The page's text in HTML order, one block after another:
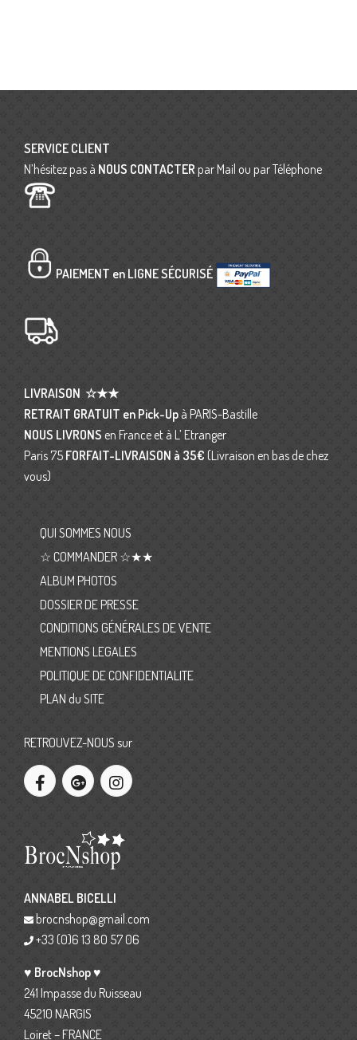
SERVICE CLIENT
N’hésitez pas à NOUS CONTACTER par Mail ou par Téléphone
PAIEMENT en LIGNE SÉCURISÉ
LIVRAISON ☆★★
RETRAIT GRATUIT en Pick-Up à PARIS-Bastille
NOUS LIVRONS en France et à L’ Etranger
Paris 75 FORFAIT-LIVRAISON à 35€ (Livraison en bas de chez
vous)
QUI SOMMES NOUS
☆ COMMANDER ☆★★
ALBUM PHOTOS
DOSSIER DE PRESSE
CONDITIONS GÉNÉRALES DE VENTE
MENTIONS LEGALES
POLITIQUE DE CONFIDENTIALITE
PLAN du SITE
RETROUVEZ-NOUS sur
ANNABEL BICELLI
brocnshop@gmail.com
+33 (0)6 13 80 57 06
♥ BrocNshop ♥
241 Impasse du Ruisseau
45210 NARGIS
Loiret – FRANCE